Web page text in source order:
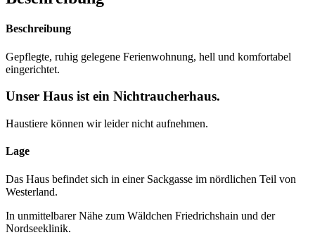
Beschreibung
Gepflegte, ruhig gelegene Ferienwohnung, hell und komfortabel
eingerichtet.
Unser Haus ist ein Nichtraucherhaus.
Haustiere können wir leider nicht aufnehmen.
Lage
Das Haus befindet sich in einer Sackgasse im nördlichen Teil von
Westerland.
In unmittelbarer Nähe zum Wäldchen Friedrichshain und der
Nordseeklinik.